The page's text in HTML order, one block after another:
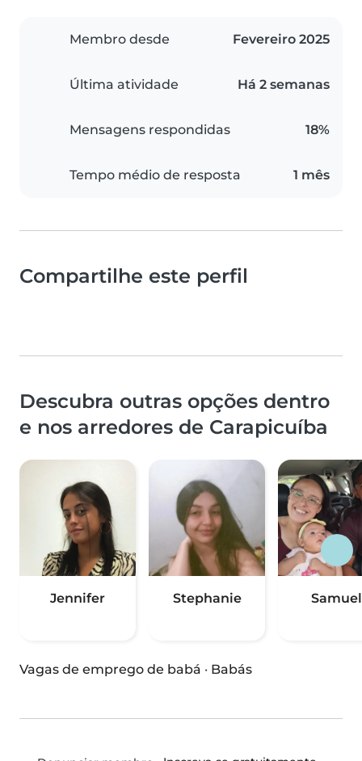
Membro desde Fevereiro 2025
Última atividade Há 2 semanas
Mensagens respondidas 18%
Tempo médio de resposta 1 mês
Compartilhe este perfil
Descubra outras opções dentro
e nos arredores de Carapicuíba
Jennifer Stephanie Samuel
Vagas de emprego de babá · Babás